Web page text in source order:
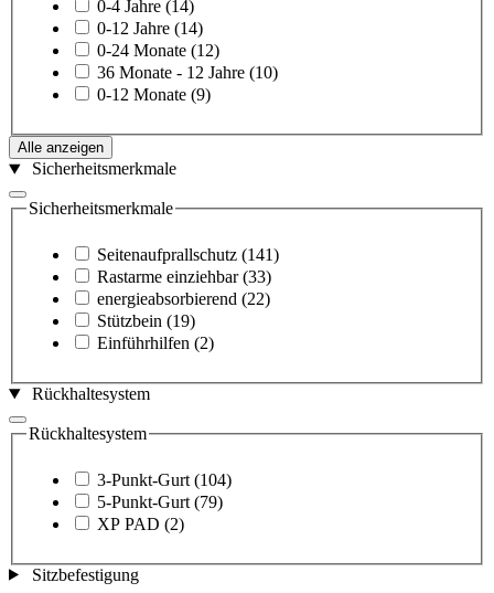
0-4 Jahre (14)
0-12 Jahre (14)
0-24 Monate (12)
36 Monate - 12 Jahre (10)
0-12 Monate (9)
Alle anzeigen
Sicherheitsmerkmale
Sicherheitsmerkmale
Seitenaufprallschutz (141)
Rastarme einziehbar (33)
energieabsorbierend (22)
Stützbein (19)
Einführhilfen (2)
Rückhaltesystem
Rückhaltesystem
3-Punkt-Gurt (104)
5-Punkt-Gurt (79)
XP PAD (2)
Sitzbefestigung